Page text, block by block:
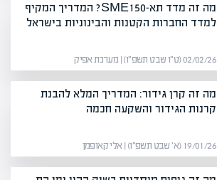
מה זה מדד תא-SME150? המדריך המקיף
למדד החברות הקטנות והבינוניות בישראל
02/02/26 (ט״ו שבט תשפ״ו) | מערכת אפיק
מה זה קרן גידור: המדריך המלא להבנת
קרנות הגידור והשקעה חכמה
19/01/26 (א׳ שבט תשפ״ו) | אלי קאופמן